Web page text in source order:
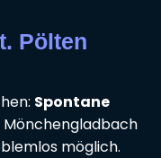
Pölten
Spontane
Mönchengladbach
möglich.